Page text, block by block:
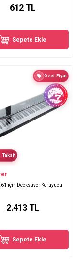
612 TL
Sepete Ekle
Özel Fiyat
Taksit
için Decksaver Koruyucu
2.413 TL
Sepete Ekle